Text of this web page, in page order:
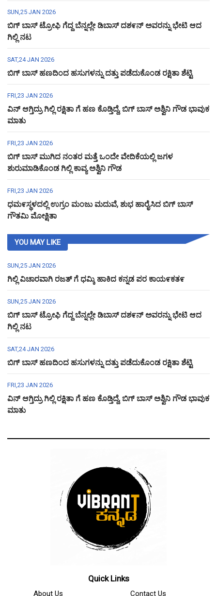
SUN,25 JAN 2026
ಬಿಗ್ ಬಾಸ್ ಟ್ರೋಫಿ ಗೆದ್ದ ಬೆನ್ನಲ್ಲೇ ಡಿಬಾಸ್ ದಶ೯ನ್ ಅವರನ್ನು ಭೇಟಿ ಆದ
ಗಿಲ್ಲಿ ನಟ
SAT,24 JAN 2026
ಬಿಗ್ ಬಾಸ್ ಹಣದಿಂದ ಹಸುಗಳನ್ನು ದತ್ತು ಪಡೆದುಕೊಂಡ ರಕ್ಷಿತಾ ಶೆಟ್ಟಿ
FRI,23 JAN 2026
ವಿನ್ ಆಗ್ತಿದ್ರು ಗಿಲ್ಲಿ ರಕ್ಷಿತಾ ಗೆ ಹಣ ಕೊಡ್ತಿದ್ದೆ, ಬಿಗ್ ಬಾಸ್ ಅಶ್ವಿನಿ ಗೌಡ ಭಾವುಕ
ಮಾತು
FRI,23 JAN 2026
ಬಿಗ್ ಬಾಸ್ ಮುಗಿದ ನಂತರ ಮತ್ತೆ ಒಂದೇ ವೇದಿಕೆಯಲ್ಲಿ ಜಗಳ
ಶುರುಮಾಡಿಕೊಂಡ ಗಿಲ್ಲಿ ಕಾವ್ಯ ಅಶ್ವಿನಿ ಗೌಡ
FRI,23 JAN 2026
ಧಮ೯ಸ್ಥಳದಲ್ಲಿ ಉಗ್ರಂ ಮಂಜು ಮದುವೆ, ಶುಭ ಹಾರೈಸಿದ ಬಿಗ್ ಬಾಸ್
ಗೌತಮಿ ಮೋಕ್ಷಿತಾ
YOU MAY LIKE
SUN,25 JAN 2026
ಗಿಲ್ಲಿ ವಿಚಾರವಾಗಿ ರಜತ್ ಗೆ ಧಮ್ಕಿ ಹಾಕಿದ ಕನ್ನಡ ಪರ ಕಾಯ೯ಕತ೯
SUN,25 JAN 2026
ಬಿಗ್ ಬಾಸ್ ಟ್ರೋಫಿ ಗೆದ್ದ ಬೆನ್ನಲ್ಲೇ ಡಿಬಾಸ್ ದಶ೯ನ್ ಅವರನ್ನು ಭೇಟಿ ಆದ
ಗಿಲ್ಲಿ ನಟ
SAT,24 JAN 2026
ಬಿಗ್ ಬಾಸ್ ಹಣದಿಂದ ಹಸುಗಳನ್ನು ದತ್ತು ಪಡೆದುಕೊಂಡ ರಕ್ಷಿತಾ ಶೆಟ್ಟಿ
FRI,23 JAN 2026
ವಿನ್ ಆಗ್ತಿದ್ರು ಗಿಲ್ಲಿ ರಕ್ಷಿತಾ ಗೆ ಹಣ ಕೊಡ್ತಿದ್ದೆ, ಬಿಗ್ ಬಾಸ್ ಅಶ್ವಿನಿ ಗೌಡ ಭಾವುಕ
ಮಾತು
Quick Links
About Us Contact Us